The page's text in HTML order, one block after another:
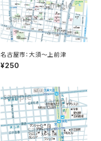
名古屋市：大須〜上前津
¥250